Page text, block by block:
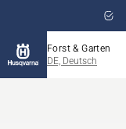
Forst & Garten
DE, Deutsch